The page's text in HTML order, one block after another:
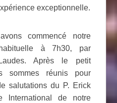
exceptionnelle.
commencé notre
à 7h30, par
Après le petit
sommes réunis pour
salutationsdu P. Erick
International de notre